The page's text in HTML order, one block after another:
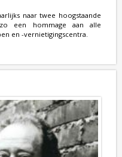
naar twee hoogstaande
een hommage aan alle
en -vernietigingscentra.